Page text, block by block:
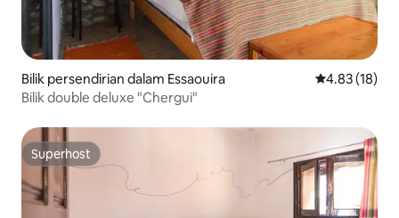
Bilik persendirian dalam Essaouira Penarafan
4.83 (18)
Bilik double deluxe "Chergui"
Superhost
Superhost